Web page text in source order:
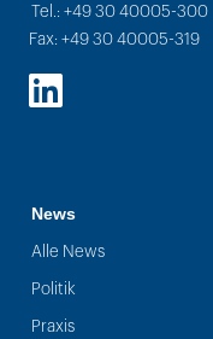
Tel.: +49 30 40005-300
Fax: +49 30 40005-319
LinkedIn
News
Alle News
Politik
Praxis